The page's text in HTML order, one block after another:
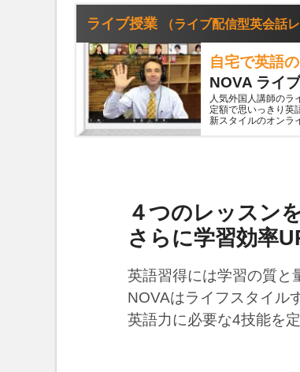
ライブ授業 （ライブ配信型英会話レ
自宅で英語
NOVA ライ
人気外国人講師のラ
定額で思いっきり英
新スタイルのオンラ
４つのレッスン
さらに学習効率
英語習得には学習の質と
NOVAはライフスタイル
英語力に必要な4技能を